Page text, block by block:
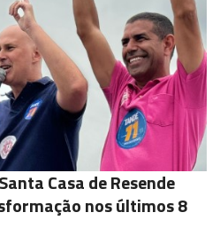
Casa de Resende
nos últimos 8